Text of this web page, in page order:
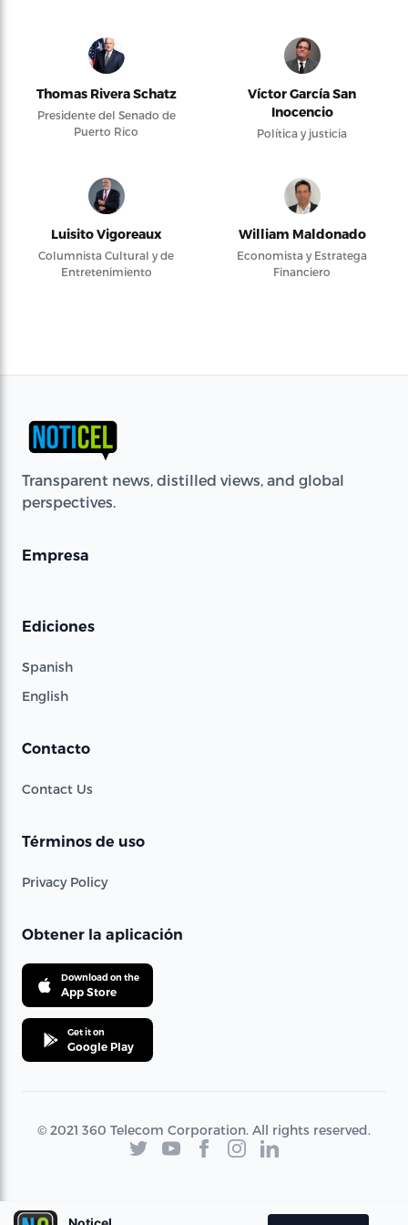
Thomas Rivera Schatz
Presidente del Senado de
Puerto Rico
Víctor García San
Inocencio
Política y justicia
Luisito Vigoreaux
Columnista Cultural y de
Entretenimiento
William Maldonado
Economista y Estratega
Financiero
Transparent news, distilled views, and global
perspectives.
Empresa
Ediciones
Spanish
English
Contacto
Contact Us
Términos de uso
Privacy Policy
Obtener la aplicación
Download on the
App Store
Get it on
Google Play
© 2021 360 Telecom Corporation. All rights reserved.